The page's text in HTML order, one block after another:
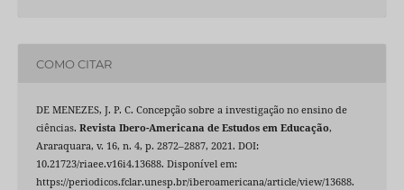
COMO CITAR
DE MENEZES, J. P. C. Concepção sobre a investigação no ensino de
ciências. Revista Ibero-Americana de Estudos em Educação,
Araraquara, v. 16, n. 4, p. 2872–2887, 2021. DOI:
10.21723/riaee.v16i4.13688. Disponível em:
https://periodicos.fclar.unesp.br/iberoamericana/article/view/13688.